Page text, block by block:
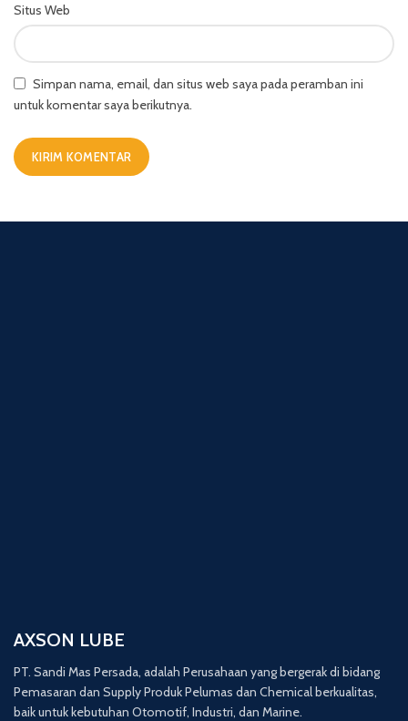
Situs Web
Simpan nama, email, dan situs web saya pada peramban ini
untuk komentar saya berikutnya.
AXSON LUBE
PT. Sandi Mas Persada, adalah Perusahaan yang bergerak di bidang
Pemasaran dan Supply Produk Pelumas dan Chemical berkualitas,
baik untuk kebutuhan Otomotif, Industri, dan Marine.